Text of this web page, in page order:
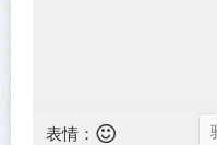
表情：